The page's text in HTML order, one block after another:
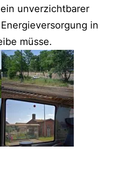
unverzichtbarer
in
müsse.